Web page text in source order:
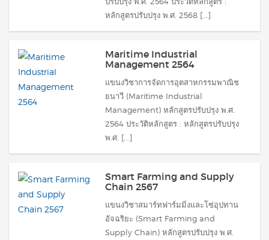
หลักสูตรปรับปรุง พ.ศ. 2568 [...]
Maritime Industrial
Management 2564
แขนงวิชาการจัดการอุตสาหกรรมพาณิช
ยนาวี (Maritime Industrial
Management) หลักสูตรปรับปรุง พ.ศ.
2564 ประวัติหลักสูตร : หลักสูตรปรับปรุง
พ.ศ. [...]
Smart Farming and Supply
Chain 2567
แขนงวิชาสมาร์ทฟาร์มมิ่งและโซ่อุปทาน
อัจฉริยะ (Smart Farming and
Supply Chain) หลักสูตรปรับปรุง พ.ศ.